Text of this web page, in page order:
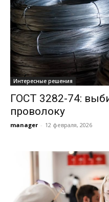
Интересные решения
ГОСТ 3282-74:
проволоку
manager - 12 февраля, 2026